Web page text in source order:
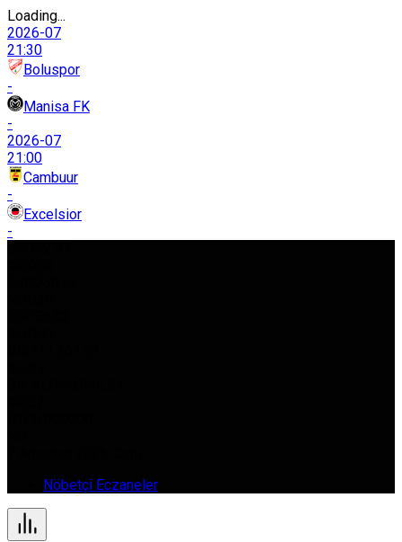
Loading...
2026-07
21:30
Boluspor
-
Manisa FK
-
2026-07
21:00
Cambuur
-
Excelsior
-
Nöbetçi Eczaneler